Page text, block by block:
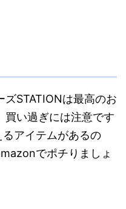
ズSTATIONは最高のお
買い過ぎには注意です
アイテムがあるの
でポチりましょ